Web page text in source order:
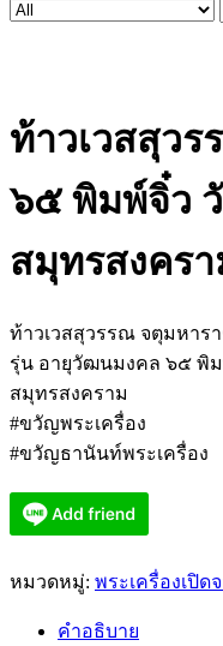
ท้าวเวสสุว
๖๕ พิมพ์จิ๋ว
สมุทรสงคร
ท้าวเวสสุวรรณ จตุมหา
รุ่น อายุวัฒนมงคล ๖๕ พิ
สมุทรสงคราม
#ขวัญพระเครื่อง
#ขวัญธานันท์พระเครื่อง
หมวดหมู่: พระเครื่องเปิด
คำอธิบาย